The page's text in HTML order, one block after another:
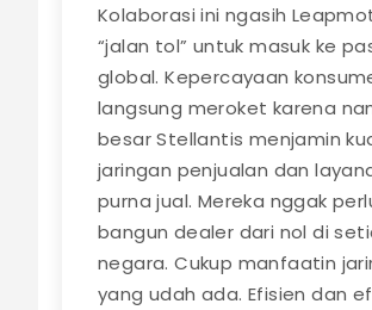
Kolaborasi ini ngasih
“jalan tol” untuk masuk ke
global. Kepercayaan
langsung meroket karena
besar Stellantis menjamin
jaringan penjualan dan
purna jual. Mereka nggak
bangun dealer dari nol di
negara. Cukup manfaatin
yang udah ada. Efisien dan